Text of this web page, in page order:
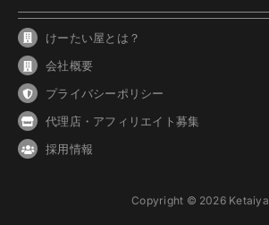
けーたい屋とは？
会社概要
プライバシーポリシー
代理店・アフィリエイト募集
採用情報
Copyright © 2026 Ketaiya